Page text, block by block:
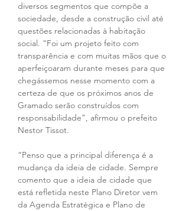
diversos segmentos que compõe a
sociedade, desde a construção civil até
questões relacionadas à habitação
social. “Foi um projeto feito com
transparência e com muitas mãos que o
aperfeiçoaram durante meses para que
chegássemos nesse momento com a
certeza de que os próximos anos de
Gramado serão construídos com
responsabilidade”, afirmou o prefeito
Nestor Tissot.
“Penso que a principal diferença é a
mudança da ideia de cidade. Sempre
comento que a ideia de cidade que
está refletida neste Plano Diretor vem
da Agenda Estratégica e Plano de